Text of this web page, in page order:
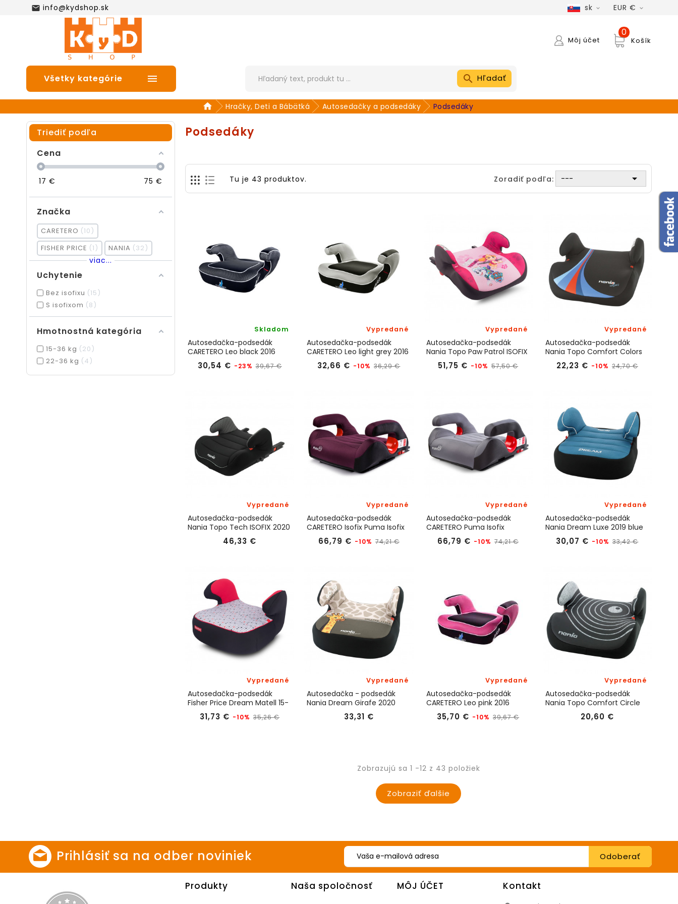
EUR € 
sk 
 info@kydshop.sk
Košík
0
Môj účet
Hľadať
Všetky kategórie 
Hračky, Deti a Bábätká Autosedačky a podsedáky Podsedáky
Triediť podľa
Cena
17 € 75 €
Značka
CARETERO
10
FISHER PRICE
1 NANIA 32
viac...
Uchytenie
Bez isofixu
15
S isofixom
8
Hmotnostná kategória
15-36 kg
20
22-36 kg
4
Podsedáky
Tu je 43 produktov. Zoradiť podľa: --- 
Autosedačka-podsedák
CARETERO Leo black 2016
30,54 € Bežná
-23% 39,67 €
Skladom
Cena
Autosedačka-podsedák
CARETERO Leo light grey 2016
32,66 € Bežná
-10% 36,29 €
Vypredané
Cena
Autosedačka-podsedák
Nania Topo Paw Patrol ISOFIX
2020 22-36 kg
51,75 € Bežná
-10% 57,50 €
Vypredané
Cena
Autosedačka-podsedák
Nania Topo Comfort Colors
blue 2020
22,23 € Bežná
-10% 24,70 €
Vypredané
Cena
Autosedačka-podsedák
Nania Topo Tech ISOFIX 2020
22-36 kg Gris46,33 €
Vypredané
Autosedačka-podsedák
CARETERO Isofix Puma Isofix
cherry 2017
66,79 € Bežná
-10% 74,21 €
Vypredané
Cena
Autosedačka-podsedák
CARETERO Puma Isofix
graphite 2017
66,79 € Bežná
-10% 74,21 €
Vypredané
Cena
Autosedačka-podsedák
Nania Dream Luxe 2019 blue
30,07 € Bežná
-10% 33,42 €
Vypredané
Cena
Autosedačka-podsedák
Fisher Price Dream Matell 15-
36 kg31,73 € Bežná
-10% 35,26 €
Vypredané
Cena
Autosedačka - podsedák
Nania Dream Girafe 2020
33,31 €
Vypredané
Cena
Autosedačka-podsedák
CARETERO Leo pink 2016
35,70 € Bežná
-10% 39,67 €
Vypredané
Cena
Autosedačka-podsedák
Nania Topo Comfort Circle
20,60 €
Vypredané
Cena
Zobrazujú sa 1 -12 z 43 položiek
Zobraziť ďalšie
Prihlásiť sa na odber noviniek
Produkty Naša spoločnosť MÔJ ÚČET Kontakt